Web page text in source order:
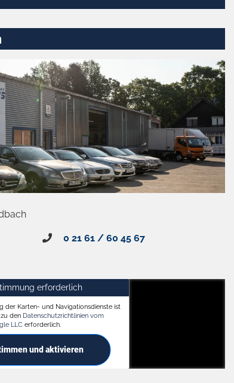
0 21 61 / 60 45 67
erforderlich
der Karten- und Navigationsdienste ist
den Datenschutzrichtlinien vom
LLC erforderlich.
und aktivieren